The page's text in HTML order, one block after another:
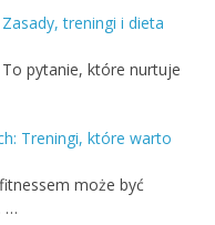
Zasady, treningi i dieta
To pytanie, które nurtuje
Treningi, które warto
może być
…